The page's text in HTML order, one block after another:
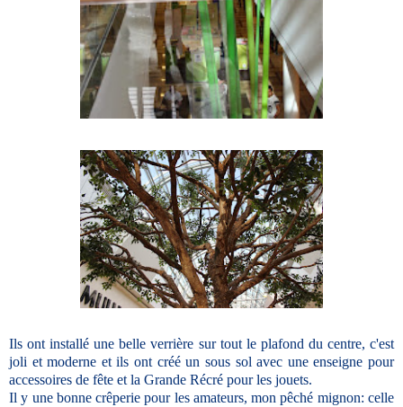
Ils ont installé une belle verrière sur tout le plafond du centre, c'est
joli et moderne et ils ont créé un sous sol avec une enseigne pour
accessoires de fête et la Grande Récré pour les jouets.
Il y une bonne crêperie pour les amateurs, mon pêché mignon: celle